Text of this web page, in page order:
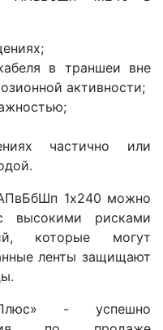
в траншеи вне
активности;
частично или
1x240 можно
высокими рисками
которые могут
ленты защищают
- успешно